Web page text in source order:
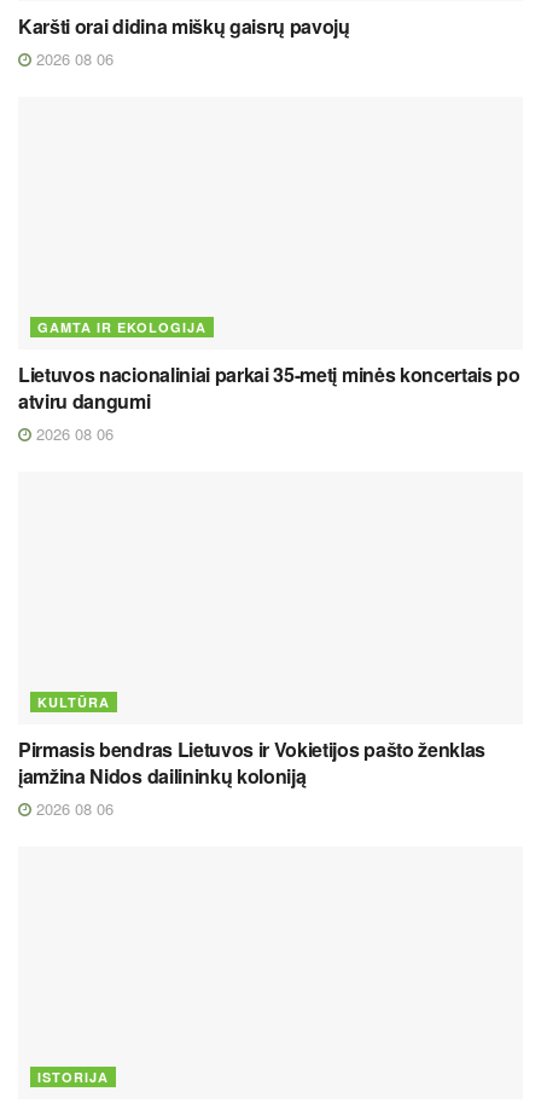
Karšti orai didina miškų gaisrų pavojų
2026 08 06
GAMTA IR EKOLOGIJA
Lietuvos nacionaliniai parkai 35-metį minės koncertais po
atviru dangumi
2026 08 06
KULTŪRA
Pirmasis bendras Lietuvos ir Vokietijos pašto ženklas
įamžina Nidos dailininkų koloniją
2026 08 06
ISTORIJA